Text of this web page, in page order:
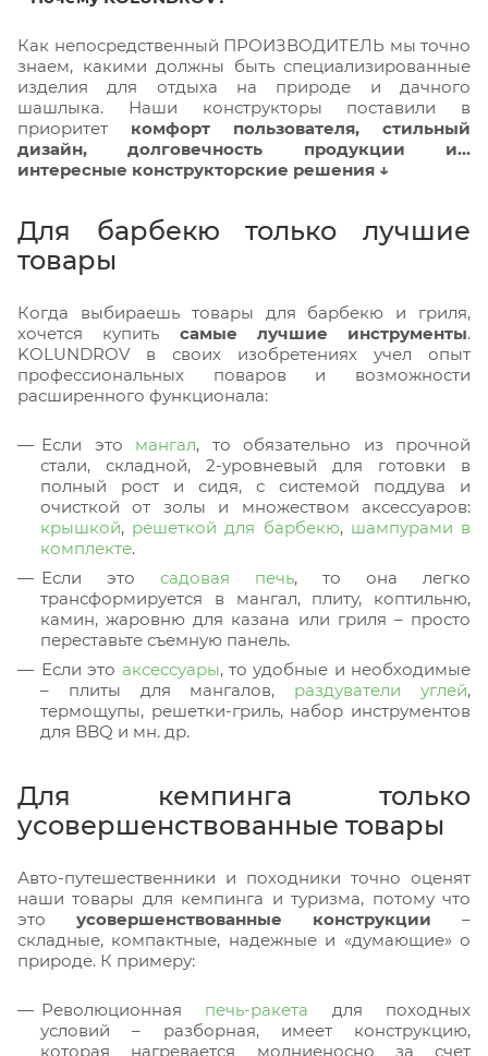
Как непосредственный ПРОИЗВОДИТЕЛЬ мы точно
знаем, какими должны быть специализированные
изделия для отдыха на природе и дачного
шашлыка. Наши конструкторы поставили в
приоритет комфорт пользователя, стильный
дизайн, долговечность продукции и…
интересные конструкторские решения ↓
Для барбекю только лучшие
товары
Когда выбираешь товары для барбекю и гриля,
хочется купить самые лучшие инструменты.
KOLUNDROV в своих изобретениях учел опыт
профессиональных поваров и возможности
расширенного функционала:
Если это мангал, то обязательно из прочной
стали, складной, 2-уровневый для готовки в
полный рост и сидя, с системой поддува и
очисткой от золы и множеством аксессуаров:
крышкой, решеткой для барбекю, шампурами в
комплекте.
Если это садовая печь, то она легко
трансформируется в мангал, плиту, коптильню,
камин, жаровню для казана или гриля – просто
переставьте съемную панель.
Если это аксессуары, то удобные и необходимые
– плиты для мангалов, раздуватели углей,
термощупы, решетки-гриль, набор инструментов
для BBQ и мн. др.
Для кемпинга только
усовершенствованные товары
Авто-путешественники и походники точно оценят
наши товары для кемпинга и туризма, потому что
это усовершенствованные конструкции –
складные, компактные, надежные и «думающие» о
природе. К примеру:
Революционная печь-ракета для походных
условий – разборная, имеет конструкцию,
которая нагревается молниеносно за счет